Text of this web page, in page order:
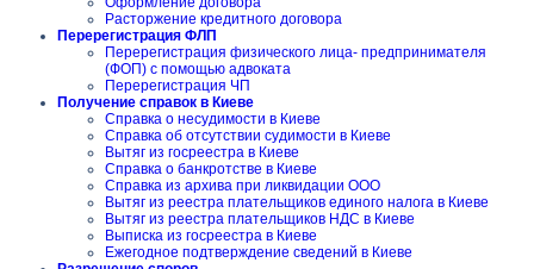
Расторжение кредитного договора
Перерегистрация ФЛП
Перерегистрация физического лица- предпринимателя
(ФОП) с помощью адвоката
Перерегистрация ЧП
Получение справок в Киеве
Справка о несудимости в Киеве
Справка об отсутствии судимости в Киеве
Вытяг из госреестра в Киеве
Справка о банкротстве в Киеве
Справка из архива при ликвидации ООО
Вытяг из реестра плательщиков единого налога в Киеве
Вытяг из реестра плательщиков НДС в Киеве
Выписка из госреестра в Киеве
Ежегодное подтверждение сведений в Киеве